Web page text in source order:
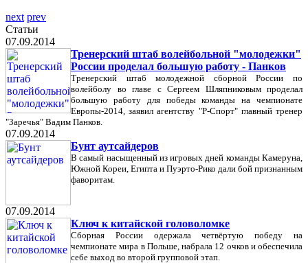
next prev
Статьи
07.09.2014
Тренерский штаб волейбольной "молодежки"
России проделал большую работу - Панков
Тренерский штаб молодежной сборной России по
волейболу во главе с Сергеем Шляпниковым проделал
большую работу для победы команды на чемпионате
Европы-2014, заявил агентству "Р-Спорт" главный тренер
"Заречья" Вадим Панков.
07.09.2014
Бунт аутсайдеров
В самый насыщенный из игровых дней команды Камеруна,
Южной Кореи, Египта и Пуэрто-Рико дали бой признанным
фаворитам.
07.09.2014
Ключ к китайской головоломке
Сборная России одержала четвёртую победу на
чемпионате мира в Польше, набрала 12 очков и обеспечила
себе выход во второй групповой этап.